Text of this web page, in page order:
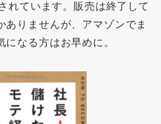
れています。販売は終了して
ありませんが、アマゾンでま
なる方はお早めに。